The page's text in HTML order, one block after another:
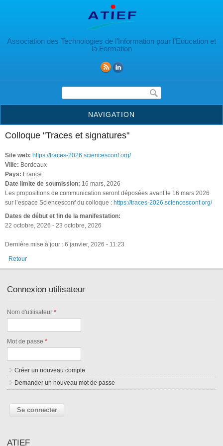
Association des Technologies de l’Information pour l’Education et
la Formation
Formulaire de recherche
NAVIGATION
Colloque "Traces et signatures"
Site web: https://traces-2026.sciencesconf.org/
Ville: Bordeaux
Pays: France
Date limite de soumission: 16 mars, 2026
Les propositions de communication seront déposées avant le 16 mars 2026
sur l’espace Sciencesconf du colloque : https://traces-2026.sciencesconf.org/
Dates de début et fin de la manifestation:
22 octobre, 2026 - 23 octobre, 2026
Dernière mise à jour : 6 janvier, 2026 - 11:23
Retour
Connexion utilisateur
Nom d'utilisateur*
Mot de passe*
Créer un nouveau compte
Demander un nouveau mot de passe
ATIEF